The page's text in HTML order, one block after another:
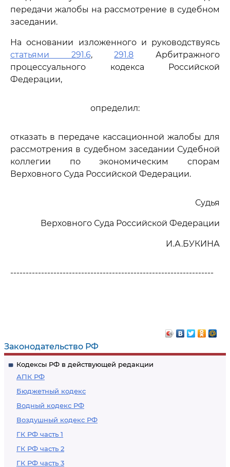
Законодательство РФ
Кодексы РФ в действующей редакции
АПК РФ
Бюджетный кодекс
Водный кодекс РФ
Воздушный кодекс РФ
ГК РФ часть 1
ГК РФ часть 2
ГК РФ часть 3
передачи жалобы на рассмотрение в судебном
заседании.
На основании изложенного и руководствуясь
статьями 291.6,291.8 Арбитражного
процессуального кодекса Российской
Федерации,
определил:
отказать в передаче кассационной жалобы для
рассмотрения в судебном заседании Судебной
коллегии по экономическим спорам
Верховного Суда Российской Федерации.
Судья
Верховного Суда Российской Федерации
И.А.БУКИНА
------------------------------------------------------------------